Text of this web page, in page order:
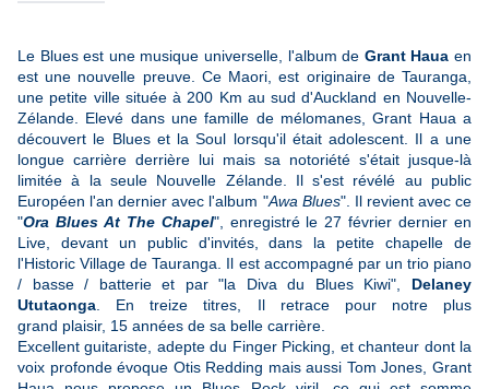
Le Blues est une musique universelle, l'album de Grant Hauaen
est une nouvelle preuve. Ce Maori, est originaire de Tauranga,
une petite ville située à 200 Km au sud d'Auckland en Nouvelle-
Zélande. Elevé dans une famille de mélomanes, Grant Haua a
découvert le Blues et la Soul lorsqu'il était adolescent. Il a une
longue carrière derrière lui mais sa notoriété s'était jusque-là
limitée à la seule Nouvelle Zélande. Il s'est révélé au public
Européen l'an dernier avec l'album "Awa Blues". Il revient avec ce
"Ora Blues At The Chapel", enregistré le 27 février dernier en
Live, devant un public d'invités, dans la petite chapelle de
l'Historic Village de Tauranga. Il est accompagné par un trio piano
/ basse / batterie et par "la Diva du Blues Kiwi", Delaney
Ututaonga . En treize titres, Il retrace pour notre plus
grand plaisir, 15 années de sa belle carrière.
Excellent guitariste, adepte du Finger Picking, et chanteur dont la
voix profonde évoque Otis Redding mais aussi Tom Jones, Grant